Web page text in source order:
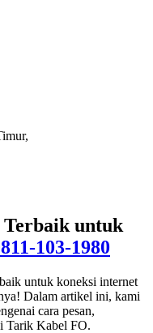
untuk
103-1980
untuk koneksi internet
Dalam artikel ini, kami
cara pesan,
Tarik Kabel FO.